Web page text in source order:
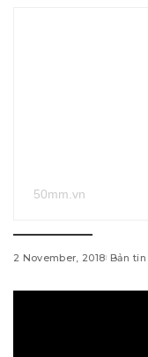
50mm.vn
2 November, 2018 Bản tin